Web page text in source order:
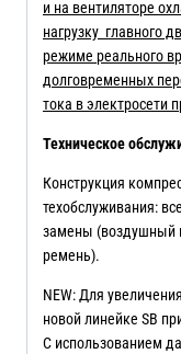
и на вентиляторе
нагрузку главного
режиме реального
долговременных
тока в электросети
Техническое
Конструкция
техобслуживания:
замены (воздушный
ремень).
NEW: Для
новой линейке SB
С использованием